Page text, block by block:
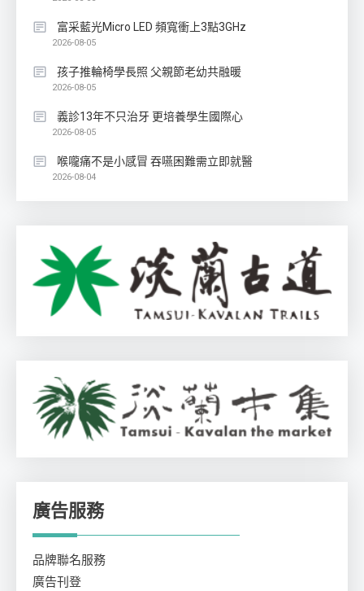
富采藍光Micro LED 頻寬衝上3點3GHz
2026-08-05
孩子推輪椅學長照 父親節老幼共融暖
2026-08-05
義診13年不只治牙 更培養學生國際心
2026-08-05
喉嚨痛不是小感冒 吞嚥困難需立即就醫
2026-08-04
廣告服務
品牌聯名服務
廣告刊登